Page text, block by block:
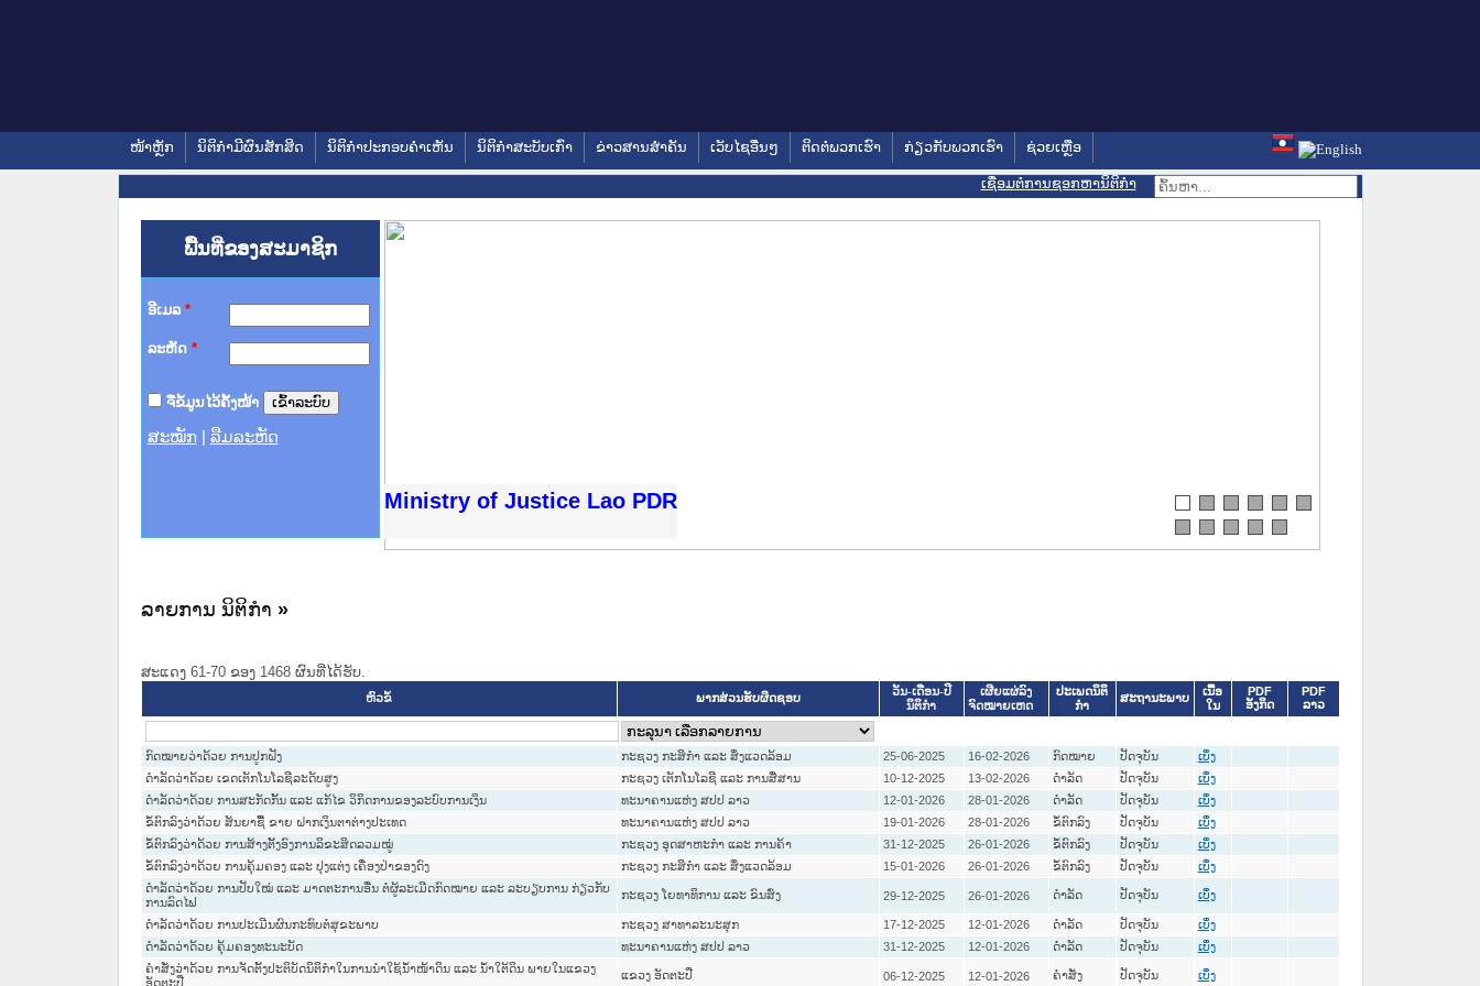
ໜ້າຫຼັກ ນິຕິກໍາມີຜົນສັກສິດ ນິຕິກໍາປະກອບຄໍາເຫັນ ນິຕິກໍາສະບັບເກົ່າ ຂ່າວສານສໍາຄັນ ເວັບໄຊອື່ນໆ ຕິດຕໍ່ພວກເຮົາ ກ່ຽວກັບພວກເຮົາ ຊ່ວຍເຫຼືອ
ເຊື່ອມຕໍ່ການຊອກຫານິຕິກຳ
ພື້ນທີ່ຂອງສະມາຊິກ
ອີເມລ *
ລະຫັດ *
ຈື່ຂໍ້ມູນໄວ້ຄັ້ງໜ້າ
ສະໝັກ ລືມລະຫັດ
Ministry of Justice Lao PDR
ານສະພາປະຊາຊົນ ພາກເໜືອ
ທາງລັດຖະການ
ສຳລັບ ພາກກາງ
ສຳລັບ ພາກໃຕ້
ວິທະຍາຄານຕຳຫຼວດປະຊາຊົນ
ວິທະຍາຄານສັນຕິບານປະຊາຊົນ
ຂັ້ນແຂວງພາກເໜືອ
ານສະພາປະຊາຊົນ ພາກກາງ
ລາຍການ ນິຕິກໍາ »
ສະແດງ 61-70 ຂອງ 1468 ຜົນທີ່ໄດ້ຮັບ.
ຫົວຂໍ້ ພາກສ່ວນຮັບຜິດຊອບ
ວັນ-ເດືອນ-ປີ
ນິຕິກໍາ
ເຜີຍແຜ່ລົງ
ຈົດໝາຍເຫດ
ປະເພດນິຕິ
ກໍາ
ສະຖານະພາບ
ເນື້ອ
ໃນ
PDF
ອັງກິດ
PDF
ລາວ
ກົດໝາຍວ່າດ້ວຍ ການປູກຝັງ ກະຊວງ ກະສິກຳ ແລະ ສິ່ງແວດລ້ອມ 25-06-2025 16-02-2026 ກົດໝາຍ ປັດຈຸບັນ ເບິ່ງ
ດຳລັດວ່າດ້ວຍ ເຂດເຕັກໂນໂລຊີລະດັບສູງ ກະຊວງ ເຕັກໂນໂລຊີ ແລະ ການສື່ສານ 10-12-2025 13-02-2026 ດໍາລັດ ປັດຈຸບັນ ເບິ່ງ
ດຳລັດວ່າດ້ວຍ ການສະກັດກັ້ນ ແລະ ແກ້ໄຂ ວິກິດການຂອງລະບົບການເງິນ ທະນາຄານແຫ່ງ ສປປ ລາວ 12-01-2026 28-01-2026 ດໍາລັດ ປັດຈຸບັນ ເບິ່ງ
ຂໍ້ຕົກລົງວ່າດ້ວຍ ສັນຍາຊື້ ຂາຍ ຝາກເງິນຕາຕ່າງປະເທດ ທະນາຄານແຫ່ງ ສປປ ລາວ 19-01-2026 28-01-2026 ຂໍ້ຕົກລົງ ປັດຈຸບັນ ເບິ່ງ
ຂໍ້ຕົກລົງວ່າດ້ວຍ ການສ້າງຕັ້ງອົງການລິຂະສິດລວມໝູ່ ກະຊວງ ອຸດສາຫະກຳ ແລະ ການຄ້າ 31-12-2025 26-01-2026 ຂໍ້ຕົກລົງ ປັດຈຸບັນ ເບິ່ງ
ຂໍ້ຕົກລົງວ່າດ້ວຍ ການຄຸ້ມຄອງ ແລະ ປຸງແຕ່ງ ເຄື່ອງປ່າຂອງດົງ ກະຊວງ ກະສິກຳ ແລະ ສິ່ງແວດລ້ອມ 15-01-2026 26-01-2026 ຂໍ້ຕົກລົງ ປັດຈຸບັນ ເບິ່ງ
ດຳລັດວ່າດ້ວຍ ການປັບໃໝ່ ແລະ ມາດຕະການອື່ນ ຕໍ່ຜູ້ລະເມີດກົດໝາຍ ແລະ ລະບຽບການ ກ່ຽວກັບ
ການລົດໄຟ
ກະຊວງ ໂຍທາທິການ ແລະ ຂົນສົ່ງ 29-12-2025 26-01-2026 ດໍາລັດ ປັດຈຸບັນ ເບິ່ງ
ດຳລັດວ່າດ້ວຍ ການປະເມີນຜົນກະທົບຕໍ່ສຸຂະພາບ ກະຊວງ ສາທາລະນະສຸກ 17-12-2025 12-01-2026 ດໍາລັດ ປັດຈຸບັນ ເບິ່ງ
ດຳລັດວ່າດ້ວຍ ຄຸ້ມຄອງທະນະບັດ ທະນາຄານແຫ່ງ ສປປ ລາວ 31-12-2025 12-01-2026 ດໍາລັດ ປັດຈຸບັນ ເບິ່ງ
ຄຳສັ່ງວ່າດ້ວຍ ການຈັດຕັ້ງປະຕິບັດນິຕິກຳໃນການນຳໃຊ້ນ້ຳໜ້າດິນ ແລະ ນ້ຳໃຕ້ດິນ ພາຍໃນແຂວງ
ອັດຕະປື
ແຂວງ ອັດຕະປື 06-12-2025 12-01-2026 ຄໍາສັ່ງ ປັດຈຸບັນ ເບິ່ງ